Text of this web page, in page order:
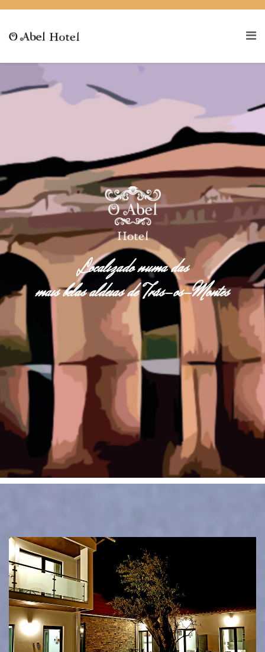
Localizado numa das
mais belas aldeias de Trás-os-Montes